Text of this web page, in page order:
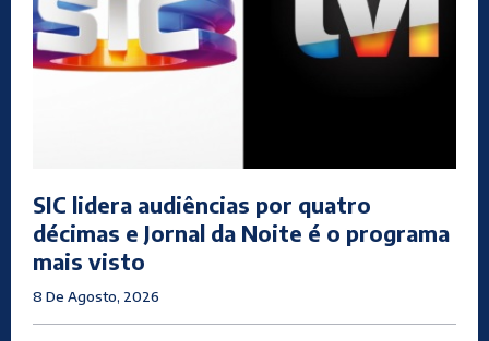
SIC lidera audiências por quatro
décimas e Jornal da Noite é o programa
mais visto
8 De Agosto, 2026